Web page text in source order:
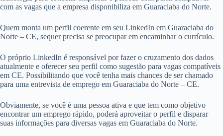
com as vagas que a empresa disponibiliza em Guaraciaba do Norte.
Quem monta um perfil coerente em seu LinkedIn em Guaraciaba do
Norte – CE, sequer precisa se preocupar em encaminhar o currículo.
O próprio LinkedIn é responsável por fazer o cruzamento dos dados
atualmente e oferecer seu perfil como sugestão para vagas compatíveis
em CE. Possibilitando que você tenha mais chances de ser chamado
para uma entrevista de emprego em Guaraciaba do Norte – CE.
Obviamente, se você é uma pessoa ativa e que tem como objetivo
encontrar um emprego rápido, poderá aproveitar o perfil e disparar
suas informações para diversas vagas em Guaraciaba do Norte.